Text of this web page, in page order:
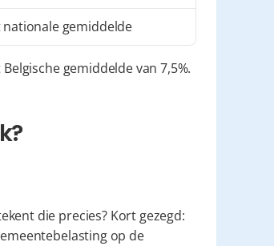
nationale gemiddelde
gemiddelde van 7,5%.
die precies? Kort gezegd:
in dit artikel bedoelen we met "gemeentebelasting" de aanvullende gemeentebelasting op de